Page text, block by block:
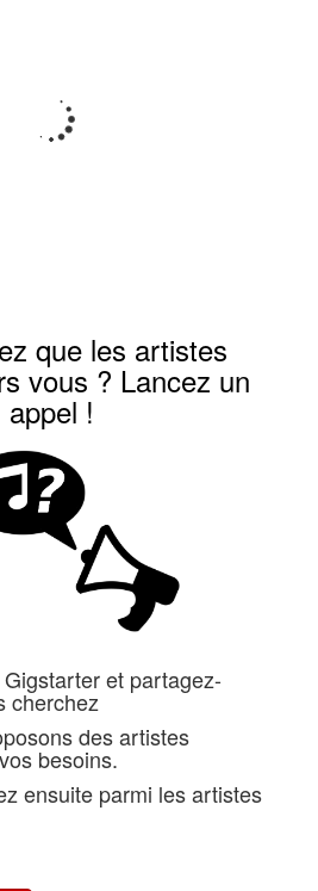
que les artistes
vous ? Lancez un
appel !
et partagez-
cherchez
des artistes
besoins.
ensuite parmi les artistes